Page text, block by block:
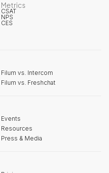
Metrics
CSAT
NPS
CES
Filum vs. Intercom
Filum vs. Freshchat
Events
Resources
Press & Media